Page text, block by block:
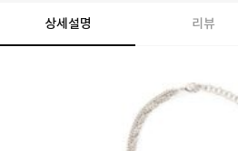
상세설명 리뷰